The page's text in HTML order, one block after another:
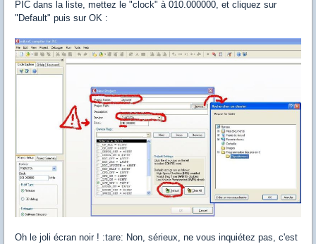
PIC dans la liste, mettez le "clock" à 010.000000, et cliquez sur
"Default" puis sur OK :
Oh le joli écran noir ! :tare: Non, sérieux, ne vous inquiétez pas, c'est